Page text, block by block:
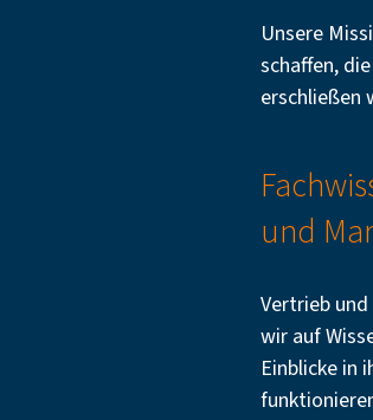
Unsere
schaffen,
erschließen
und
Vertrieb
wir auf
Einblicke in